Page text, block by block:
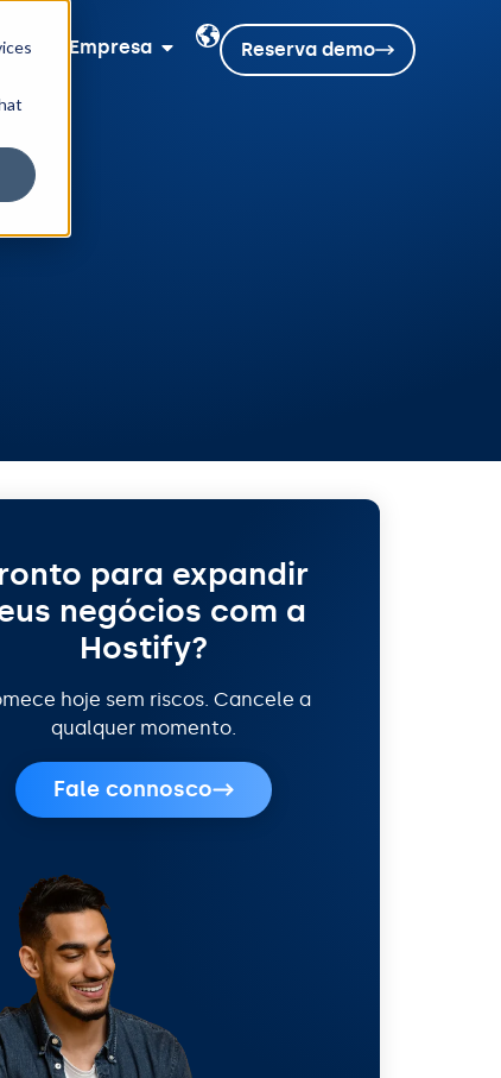
Empresa Reserva demo
para expandir
negócios com a
Hostify?
hoje sem riscos. Cancele a
qualquer momento.
Fale connosco